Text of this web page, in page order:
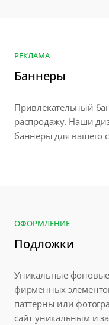
РЕКЛАМА
Баннеры
Привлекательный
распродажу. Наши
баннеры для вашего
ОФОРМЛЕНИЕ
Подложки
Уникальные
фирменных
паттерны или
сайт уникальным и